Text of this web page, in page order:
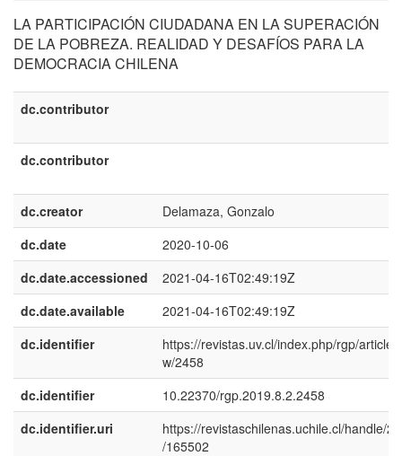
LA PARTICIPACIÓN CIUDADANA EN LA SUPERACIÓN
DE LA POBREZA. REALIDAD Y DESAFÍOS PARA LA
DEMOCRACIA CHILENA
dc.contributor
dc.contributor
dc.creator
Delamaza, Gonzalo
dc.date
2020-10-06
dc.date.accessioned
2021-04-16T02:49:19Z
dc.date.available
2021-04-16T02:49:19Z
dc.identifier
https://revistas.uv.cl/index.php/rgp/article/
w/2458
dc.identifier
10.22370/rgp.2019.8.2.2458
dc.identifier.uri
https://revistaschilenas.uchile.cl/handle/
/165502